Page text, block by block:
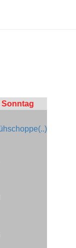
Sonntag